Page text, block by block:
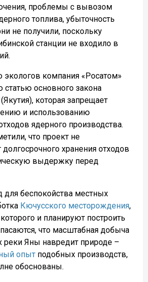
проблемы с вывозом
топлива, убыточность
не получили, поскольку
станции не входило в
компания «Росатом»
основного закона
которая запрещает
и использованию
ядерного производства.
что проект не
хранения отходов
выдержку перед
беспокойства местных
Кючусского месторождения,
и планируют построить
что масштабная добыча
реки Яны навредит природе –
опыт подобных производств,
обоснованы.